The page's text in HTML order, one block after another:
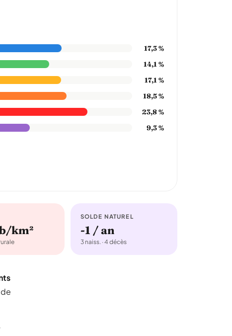
17,3 %
14,1 %
17,1 %
18,5 %
23,8 %
9,3 %
km²
SOLDE NATUREL
-1 / an
3 naiss. · 4 décès